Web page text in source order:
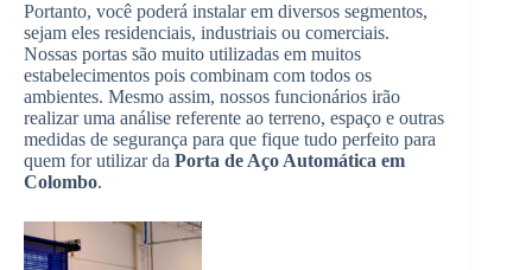
Portanto, você poderá instalar em diversos segmentos,
sejam eles residenciais, industriais ou comerciais.
Nossas portas são muito utilizadas em muitos
estabelecimentos pois combinam com todos os
ambientes. Mesmo assim, nossos funcionários irão
realizar uma análise referente ao terreno, espaço e outras
medidas de segurança para que fique tudo perfeito para
quem for utilizar da Porta de Aço Automática em
Colombo.